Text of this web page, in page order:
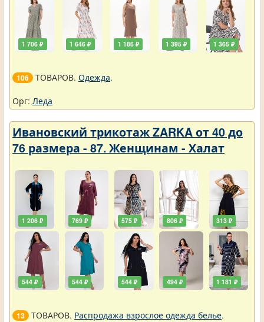
1 706 ₽ 1 646 ₽ 1 186 ₽ 1 395 ₽ 1 365 ₽
106 ТОВАРОВ. Одежда.
Орг: Леда
Ивановский трикотаж ZARKA от 40 до
76 размера - 87. Женщинам - Халат
1 206 ₽
544 ₽
769 ₽
544 ₽
575 ₽
544 ₽
806 ₽
494 ₽
313 ₽
1 181 ₽
13 ТОВАРОВ. Распродажа взрослое одежда белье.